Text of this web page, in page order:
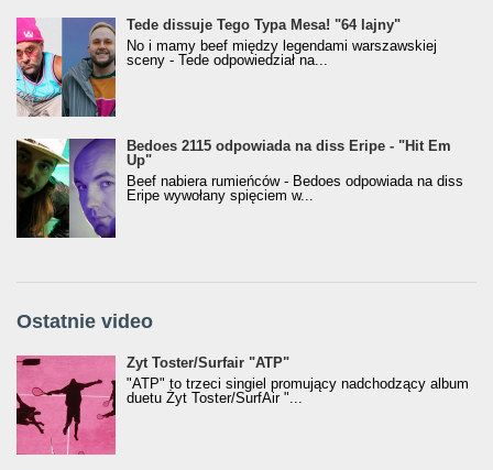
Tede dissuje Tego Typa Mesa! "64 lajny"
No i mamy beef między legendami warszawskiej
sceny - Tede odpowiedział na...
Bedoes 2115 odpowiada na diss Eripe - "Hit Em
Up"
Beef nabiera rumieńców - Bedoes odpowiada na diss
Eripe wywołany spięciem w...
Ostatnie video
Żyt Toster/SurfAir - ATP VIDEO
Żyt Toster/Surfair "ATP"
"ATP" to trzeci singiel promujący nadchodzący album
duetu Żyt Toster/SurfAir "...